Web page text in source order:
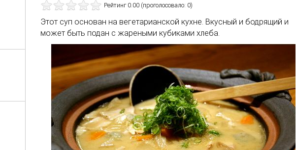
Рейтинг 0.00 (проголосовало: 0)
Этот суп основан на вегетарианской кухне. Вкусный и бодрящий и
может быть подан с жареными кубиками хлеба.